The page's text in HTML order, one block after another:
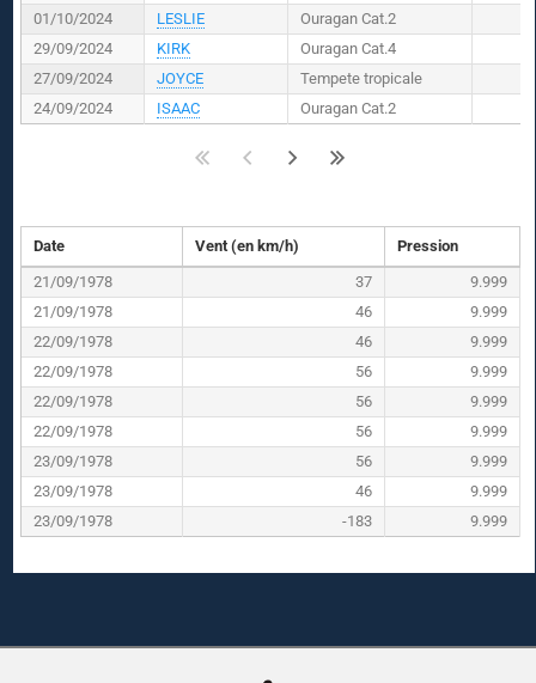
01/10/2024
LESLIE
Ouragan Cat.2
29/09/2024
KIRK
Ouragan Cat.4
27/09/2024
JOYCE
Tempete tropicale
24/09/2024
ISAAC Ouragan Cat.2
Date Vent (en km/h)
Pression
21/09/1978
37
9.999
21/09/1978
46
9.999
22/09/1978
46
9.999
22/09/1978
56
9.999
22/09/1978
56
9.999
22/09/1978
56
9.999
23/09/1978
56
9.999
23/09/1978
46
9.999
23/09/1978
-183 9.999